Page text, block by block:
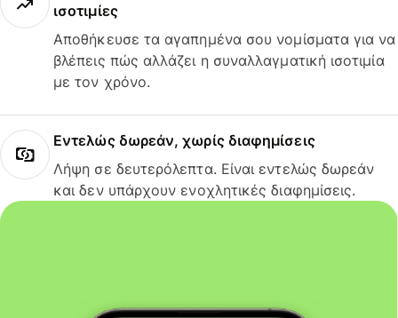
ισοτιμίες
Αποθήκευσε τα αγαπημένα σου νομίσματα για να
βλέπεις πώς αλλάζει η συναλλαγματική ισοτιμία
με τον χρόνο.
Εντελώς δωρεάν, χωρίς διαφημίσεις
Λήψη σε δευτερόλεπτα. Είναι εντελώς δωρεάν
και δεν υπάρχουν ενοχλητικές διαφημίσεις.